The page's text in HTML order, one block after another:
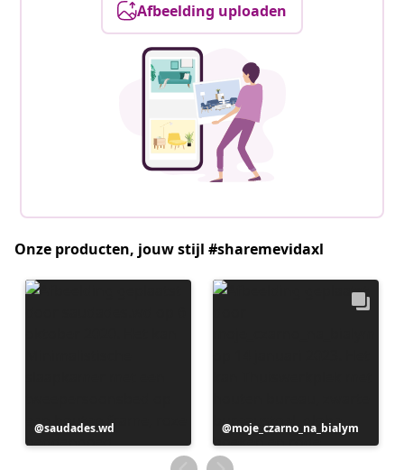
Afbeelding uploaden
Onze producten, jouw stijl #sharemevidaxl
Bericht
gepubliceerd
saudades.wd
Bericht
gepubliceerd
door
moje_czarno_na_bialym